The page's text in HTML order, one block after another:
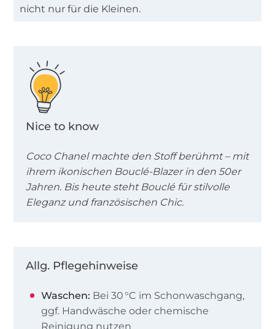
nicht nur für die Kleinen.
Nice to know
Coco Chanel machte den Stoff berühmt – mit
ihrem ikonischen Bouclé-Blazer in den 50er
Jahren. Bis heute steht Bouclé für stilvolle
Eleganz und französischen Chic.
Allg. Pflegehinweise
Waschen: Bei 30 °C im Schonwaschgang,
ggf. Handwäsche oder chemische
Reinigung nutzen